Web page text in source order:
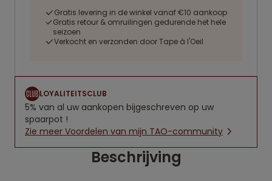
Gratis levering in de winkel vanaf €10 aankoop
Gratis retour & omruilingen gedurende het hele
seizoen
Verkocht en verzonden door Tape à l'Oeil
LOYALITEITSCLUB
5% van al uw aankopen bijgeschreven op uw
spaarpot !
Zie meer Voordelen van mijn TAO-community
Beschrijving